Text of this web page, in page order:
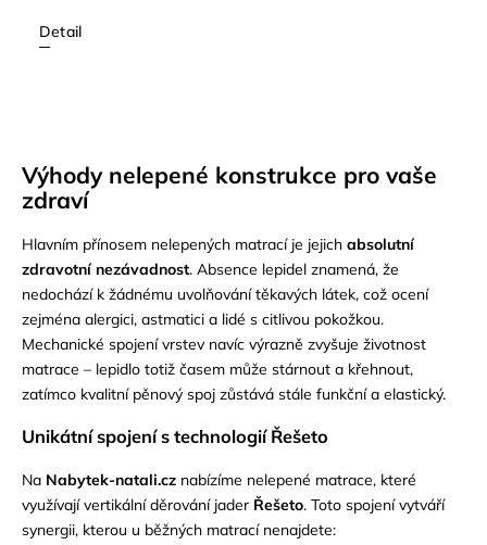
Detail
Výhody nelepené konstrukce pro vaše
zdraví
Hlavním přínosem nelepených matrací je jejich absolutní
zdravotní nezávadnost. Absence lepidel znamená, že
nedochází k žádnému uvolňování těkavých látek, což ocení
zejména alergici, astmatici a lidé s citlivou pokožkou.
Mechanické spojení vrstev navíc výrazně zvyšuje životnost
matrace – lepidlo totiž časem může stárnout a křehnout,
zatímco kvalitní pěnový spoj zůstává stále funkční a elastický.
Unikátní spojení s technologií Řešeto
Na Nabytek-natali.cz nabízíme nelepené matrace, které
využívají vertikální děrování jader Řešeto. Toto spojení vytváří
synergii, kterou u běžných matrací nenajdete: